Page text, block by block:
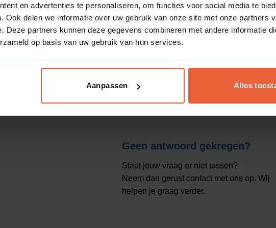
en advertenties te personaliseren, om functies voor social media te
Ook delen we informatie over uw gebruik van onze site met onze partners
Deze partners kunnen deze gegevens combineren met andere informatie
op basis van uw gebruik van hun services.
Aanpassen Alles
Oldebroek
middelen helder te
De uitvoering doen we
Transparantie staat
meer websitebezoeken of
helder en vertalen
te laten groeien?
Dashboard
Google Tag Manager
Google Analytics 4
Geen antwoord gekregen?
Staat jouw vraag er niet tussen?
Neem dan gerust contact met ons op. Wij
helpen je graag verder.